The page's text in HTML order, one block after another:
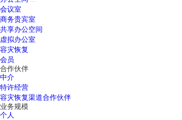
会议室
商务贵宾室
共享办公空间
虚拟办公室
容灾恢复
会员
合作伙伴
中介
特许经营
容灾恢复渠道合作伙伴
业务规模
个人